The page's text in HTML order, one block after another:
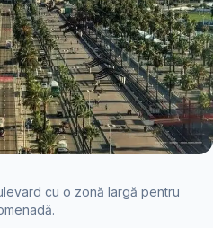
cu o zonă largă pentru